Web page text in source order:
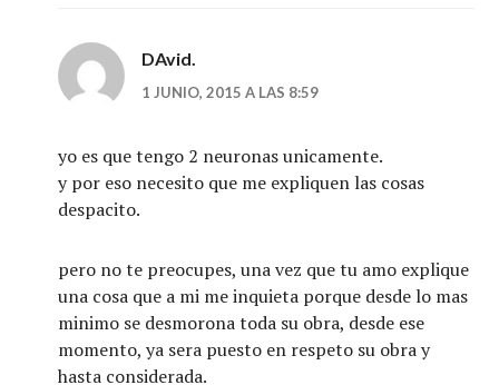
DAvid.
1 JUNIO, 2015 A LAS 8:59
yo es que tengo 2 neuronas unicamente.
y por eso necesito que me expliquen las cosas
despacito.
pero no te preocupes, una vez que tu amo explique
una cosa que a mi me inquieta porque desde lo mas
minimo se desmorona toda su obra, desde ese
momento, ya sera puesto en respeto su obra y
hasta considerada.